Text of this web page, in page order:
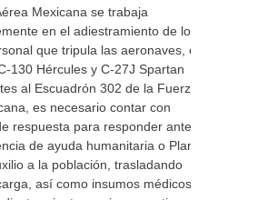
Mexicana se trabaja
en el adiestramiento de los
que tripula las aeronaves, en
130 Hércules y C-27J Spartan
al Escuadrón 302 de la Fuerza
es necesario contar con
respuesta para responder ante
de ayuda humanitaria o Plan
a la población, trasladando
así como insumos médicos o